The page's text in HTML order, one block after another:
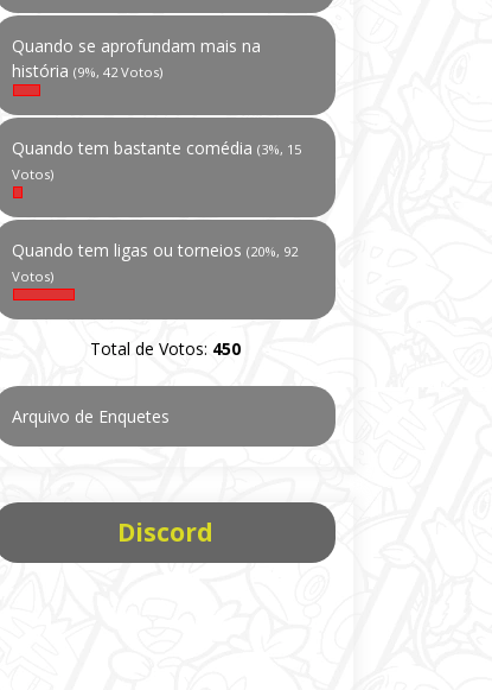
Quando se aprofundam mais na
história (9%, 42 Votos)
Quando tem bastante comédia (3%, 15
Votos)
Quando tem ligas ou torneios (20%, 92
Votos)
Total de Votos: 450
Arquivo de Enquetes
Discord